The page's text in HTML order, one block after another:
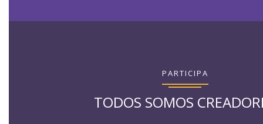
PARTICIPA
TODOS SOMOS